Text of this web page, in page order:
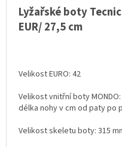
Lyžařské boty
EUR/ 27,5 cm
Velikost EURO: 42
Velikost vnitřní boty
délka nohy v cm od paty po
Velikost skeletu boty: 315